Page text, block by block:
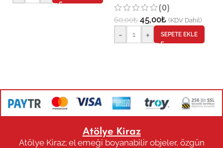
(0)
60,00₺ 45,00₺ (KDV Dahil)
- + SEPETE EKLE
Atölye Kiraz
Atölye Kiraz; el emeği boyanabilir objeler, özgün